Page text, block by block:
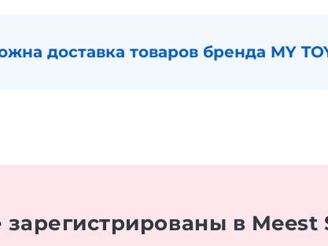
доставка товаров бренда MY
в Meest